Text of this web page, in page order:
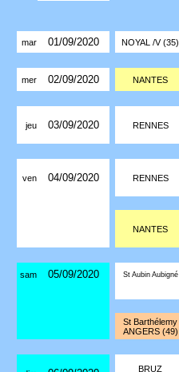
mar 01/09/2020 NOYAL /V (35)
mer 02/09/2020 NANTES
jeu 03/09/2020 RENNES
ven 04/09/2020 RENNES
NANTES
sam 05/09/2020 St Aubin Aubigné
St Barthélemy
ANGERS (49)
BRUZ